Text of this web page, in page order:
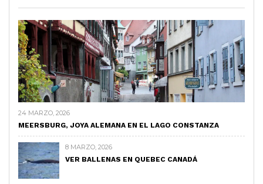
24 MARZO, 2026
MEERSBURG, JOYA ALEMANA EN EL LAGO CONSTANZA
8 MARZO, 2026
VER BALLENAS EN QUEBEC CANADÁ